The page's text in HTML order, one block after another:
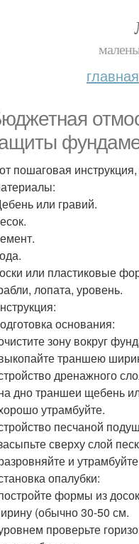
главная
пошаговая
или гравий.
или пластиковые
лопата, уровень.
основания:
зону вокруг
траншею
дренажного
дно траншеи щебень
утрамбуйте.
песчаной
сверху слой
и
опалубки:
формы из
(обычно 30-50 см.
проверьте